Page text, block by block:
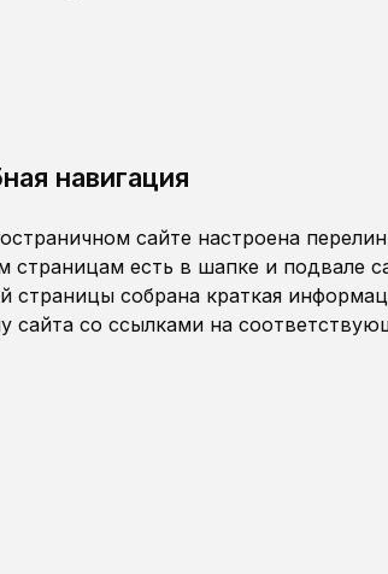
навигация
сайте настроена
страницам есть в шапке и подвале
страницы собрана краткая
сайта со ссылками на